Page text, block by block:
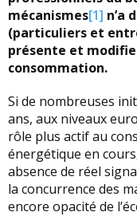
mécanismes[1] n’a
(particuliers et
présente et
consommation.
Si de nombreuses
ans, aux niveaux
rôle plus actif au
énergétique en
absence de réel
la concurrence des
encore opacité de